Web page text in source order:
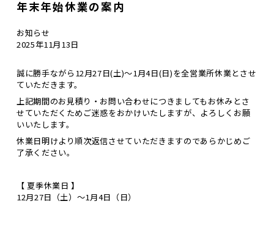
年末年始休業の案内
お知らせ
2025年11月13日
誠に勝手ながら 12月27日(土)～1月4日(日)を全営業所休業とさせ
ていただきます。
上記期間のお見積り・お問い合わせにつきましてもお休みとさ
せていただくためご迷惑をおかけいたしますが、よろしくお願
いいたします。
休業日明けより順次返信させていただきますのであらかじめご
了承ください。
【 夏季休業日 】
12月27日（土）～1月4日（日）